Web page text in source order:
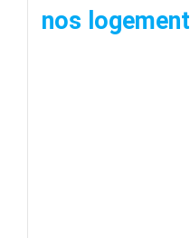
nos